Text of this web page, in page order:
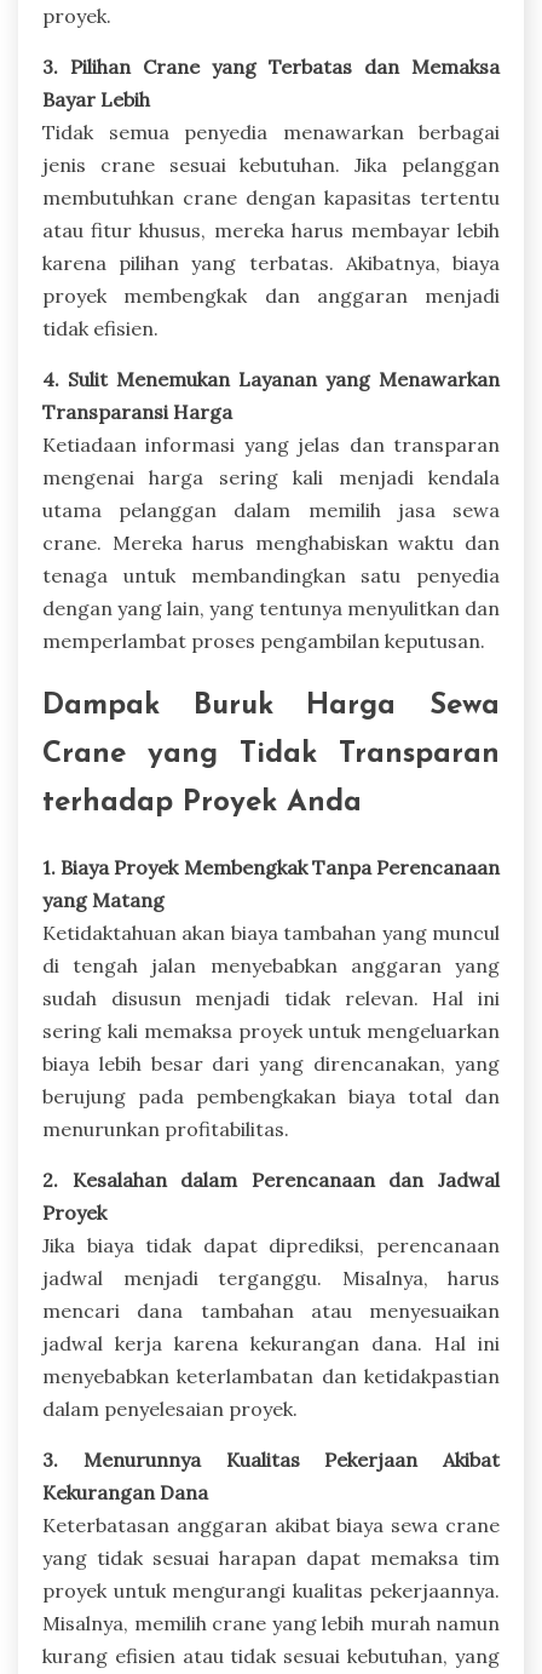
proyek.
3. Pilihan Crane yang Terbatas dan Memaksa
Bayar Lebih
Tidak semua penyedia menawarkan berbagai
jenis crane sesuai kebutuhan. Jika pelanggan
membutuhkan crane dengan kapasitas tertentu
atau fitur khusus, mereka harus membayar lebih
karena pilihan yang terbatas. Akibatnya, biaya
proyek membengkak dan anggaran menjadi
tidak efisien.
4. Sulit Menemukan Layanan yang Menawarkan
Transparansi Harga
Ketiadaan informasi yang jelas dan transparan
mengenai harga sering kali menjadi kendala
utama pelanggan dalam memilih jasa sewa
crane. Mereka harus menghabiskan waktu dan
tenaga untuk membandingkan satu penyedia
dengan yang lain, yang tentunya menyulitkan dan
memperlambat proses pengambilan keputusan.
Dampak Buruk Harga Sewa
Crane yang Tidak Transparan
terhadap Proyek Anda
1. Biaya Proyek Membengkak Tanpa Perencanaan
yang Matang
Ketidaktahuan akan biaya tambahan yang muncul
di tengah jalan menyebabkan anggaran yang
sudah disusun menjadi tidak relevan. Hal ini
sering kali memaksa proyek untuk mengeluarkan
biaya lebih besar dari yang direncanakan, yang
berujung pada pembengkakan biaya total dan
menurunkan profitabilitas.
2. Kesalahan dalam Perencanaan dan Jadwal
Proyek
Jika biaya tidak dapat diprediksi, perencanaan
jadwal menjadi terganggu. Misalnya, harus
mencari dana tambahan atau menyesuaikan
jadwal kerja karena kekurangan dana. Hal ini
menyebabkan keterlambatan dan ketidakpastian
dalam penyelesaian proyek.
3. Menurunnya Kualitas Pekerjaan Akibat
Kekurangan Dana
Keterbatasan anggaran akibat biaya sewa crane
yang tidak sesuai harapan dapat memaksa tim
proyek untuk mengurangi kualitas pekerjaannya.
Misalnya, memilih crane yang lebih murah namun
kurang efisien atau tidak sesuai kebutuhan, yang